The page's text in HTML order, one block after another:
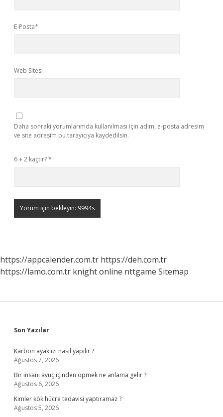
E-Posta*
Web Sitesi
Daha sonraki yorumlarımda kullanılması için adım, e-posta adresim
ve site adresim bu tarayıcıya kaydedilsin.
6 + 2 kaçtır?*
https://appcalender.com.tr https://deh.com.tr
https://lamo.com.tr knight online nttgame Sitemap
Sidebar
Son Yazılar
Karbon ayak izi nasıl yapılır ?
Ağustos 7, 2026
Bir insanı avuç içinden öpmek ne anlama gelir ?
Ağustos 6, 2026
Kimler kök hücre tedavisi yaptıramaz ?
Ağustos 5, 2026